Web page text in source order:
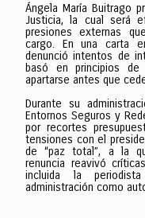
Ángela María Buitrago
Justicia, la cual será
presiones externas
cargo. En una carta
denunció intentos de
basó en principios de
apartarse antes que
Durante su
Entornos Seguros y
por recortes
tensiones con el
de “paz total”, a la
renuncia reavivó
incluida la
administración como